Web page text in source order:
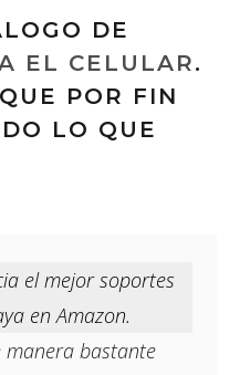
DE
EL CELULAR.
POR FIN
LO QUE
el mejor soportes
en Amazon.
manera bastante